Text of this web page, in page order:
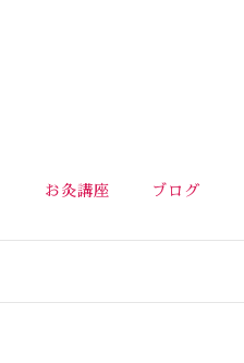
お灸講座 ブログ